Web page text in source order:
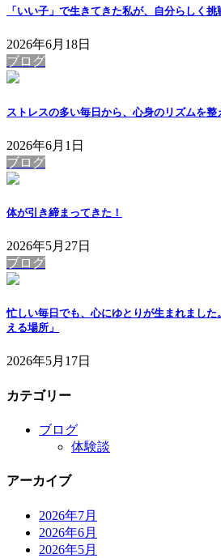
「いい子」で生きてきた私が、自分らしく
2026年6月18日
ブログ
ストレスの多い毎日から、心身のリズムを整
2026年6月1日
ブログ
体が引き締まってきた！
2026年5月27日
ブログ
忙しい毎日でも、心にゆとりが生まれまし
える場所」
2026年5月17日
カテゴリー
ブログ
体験談
アーカイブ
2026年7月
2026年6月
2026年5月